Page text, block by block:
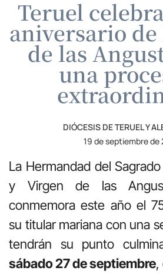
Teruel
aniversario
de las
una
DIÓCESIS DE TERUEL Y
19 de septiembre de
La Hermandad del
y Virgen de las
conmemora este año el
su titular mariana con una
tendrán su punto
sábado 27 de septiembre,